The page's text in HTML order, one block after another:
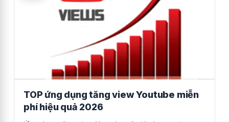
TOP ứng dụng tăng view Youtube miễn
phí hiệu quả 2026